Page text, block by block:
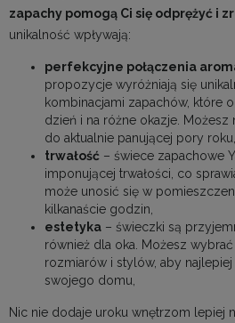
zapachy pomogą Ci się odprężyć i
unikalność wpływają:
perfekcyjne połączenia
propozycje wyróżniają się
kombinacjami zapachów, które
dzień i na różne okazje. Możesz
do aktualnie panującej pory roku,
trwałość – świece zapachowe
imponującej trwałości, co
może unosić się w
kilkanaście godzin,
estetyka – świeczki są
również dla oka. Możesz
rozmiarów i stylów, aby
swojego domu,
Nic nie dodaje uroku wnętrzom lepiej